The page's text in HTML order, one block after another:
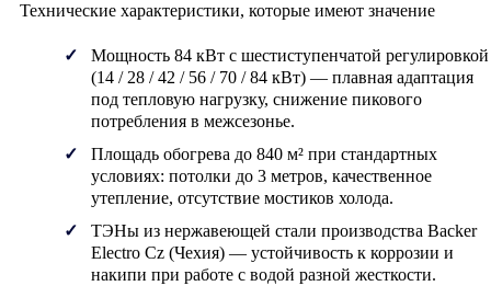
Технические характеристики, которые имеют значение
Мощность 84 кВт с шестиступенчатой регулировкой
(14 / 28 / 42 / 56 / 70 / 84 кВт) — плавная адаптация
под тепловую нагрузку, снижение пикового
потребления в межсезонье.
Площадь обогрева до 840 м² при стандартных
условиях: потолки до 3 метров, качественное
утепление, отсутствие мостиков холода.
ТЭНы из нержавеющей стали производства Backer
Electro Cz (Чехия) — устойчивость к коррозии и
накипи при работе с водой разной жесткости.